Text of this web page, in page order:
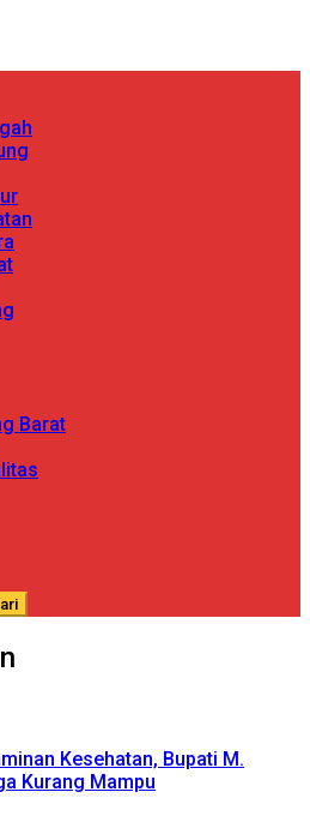
BERITA
Barat
Kesehatan, Bupati M.
Kurang Mampu